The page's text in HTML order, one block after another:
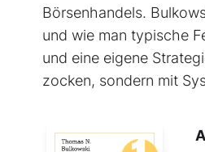
Börsenhandels.
und wie man typische
und eine eigene
zocken, sondern mit